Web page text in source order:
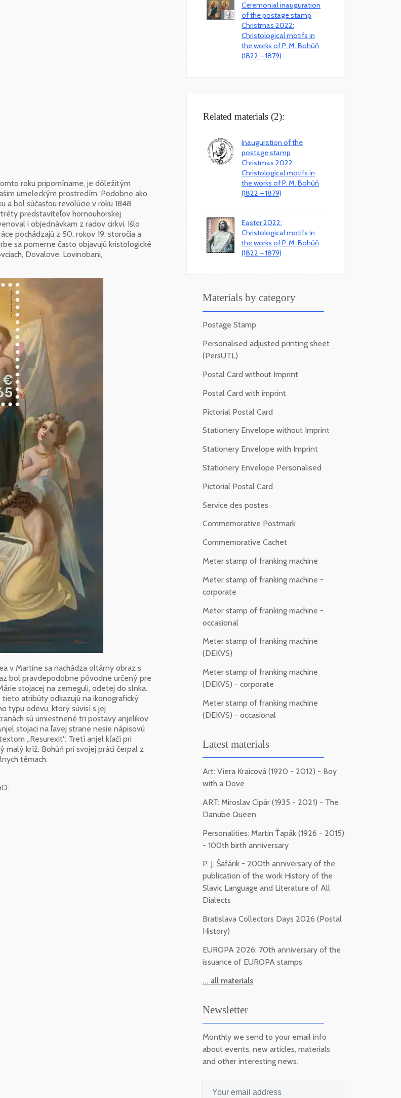
roku pripomíname, je dôležitým
umeleckým prostredím. Podobne ako
bol súčasťou revolúcie v roku 1848.
predstaviteľov hornouhorskej
i objednávkam z radov cirkvi. Išlo
pochádzajú z 50. rokov 19. storočia a
sa pomerne často objavujú kristologické
Dovalove, Lovinobani,
v Martine sa nachádza oltárny obraz s
bol pravdepodobne pôvodne určený pre
stojacej na zemeguli, odetej do slnka.
tieto atribúty odkazujú na ikonografický
typu odevu, ktorý súvisí s jej
sú umiestnené tri postavy anjelikov
stojaci na ľavej strane nesie nápisovú
„Resurexit“. Tretí anjel kľačí pri
malý kríž. Bohúň pri svojej práci čerpal z
témach.
Ceremonial inauguration
of the postage stamp
Christmas 2022:
Christological motifs in
the works of P. M. Bohúň
(1822 – 1879)
Related materials (2):
Inauguration of the
postage stamp
Christmas 2022:
Christological motifs in
the works of P. M. Bohúň
(1822 – 1879)
Easter 2022:
Christological motifs in
the works of P. M. Bohúň
(1822 – 1879)
Materials by category
Postage Stamp
Personalised adjusted printing sheet
(PersUTL)
Postal Card without Imprint
Postal Card with imprint
Pictorial Postal Card
Stationery Envelope without Imprint
Stationery Envelope with Imprint
Stationery Envelope Personalised
Pictorial Postal Card
Service des postes
Commemorative Postmark
Commemorative Cachet
Meter stamp of franking machine
Meter stamp of franking machine -
corporate
Meter stamp of franking machine -
occasional
Meter stamp of franking machine
(DEKVS)
Meter stamp of franking machine
(DEKVS) - corporate
Meter stamp of franking machine
(DEKVS) - occasional
Latest materials
Art: Viera Kraicová (1920 - 2012) - Boy
with a Dove
ART: Miroslav Cipár (1935 - 2021) - The
Danube Queen
Personalities: Martin Ťapák (1926 - 2015)
- 100th birth anniversary
P. J. Šafárik - 200th anniversary of the
publication of the work History of the
Slavic Language and Literature of All
Dialects
Bratislava Collectors Days 2026 (Postal
History)
EUROPA 2026: 70th anniversary of the
issuance of EUROPA stamps
... all materials
Newsletter
Monthly we send to your email info
about events, new articles, materials
and other interesting news.